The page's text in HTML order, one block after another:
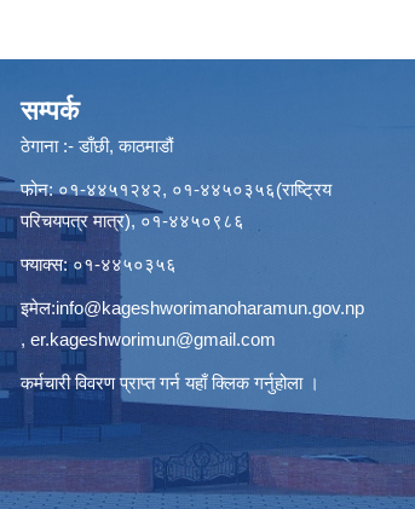
सम्पर्क
ठेगाना :- डाँछी, काठमाडौं
फोन: ०१-४४५१२४२, ०१-४४५०३५६(राष्ट्रिय
परिचयपत्र मात्र), ०१-४४५०९८६
फ्याक्स: ०१-४४५०३५६
इमेल:info@kageshworimanoharamun.gov.np
, er.kageshworimun@gmail.com
कर्मचारी विवरण प्राप्त गर्नयहाँ क्लिकगर्नुहोला ।